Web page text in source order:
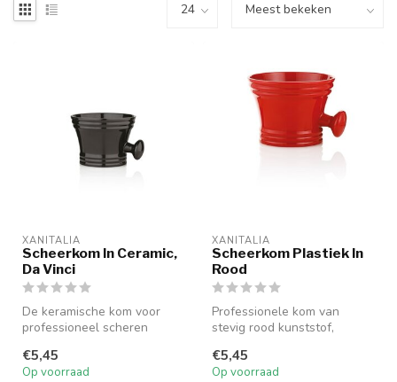
XANITALIA
Scheerkom In Ceramic,
Da Vinci
De keramische kom voor
professioneel scheren
montage van ...
€5,45
Op voorraad
XANITALIA
Scheerkom Plastiek In
Rood
Professionele kom van
stevig rood kunststof,
ergonomis...
€5,45
Op voorraad